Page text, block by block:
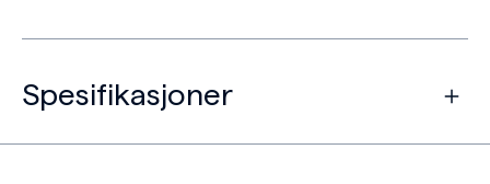
Spesifikasjoner